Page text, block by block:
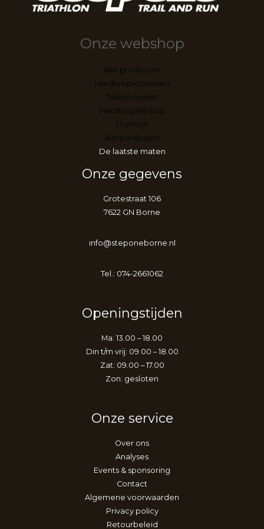
Onze webshop
Alle producten
Hardloopschoenen
Trailschoenen
Hardloopkleding
Triathlon
Aanbiedingen
De laatste maten
Onze gegevens
Grotestraat 106
7622 GN Borne
info@steponeborne.nl
Tel.: 074-2661062
Openingstijden
Ma: 13.00 – 18.00
Din t/m vrij: 09.00 – 18.00
Zat: 09.00 – 17.00
Zon: gesloten
Onze service
Over ons
Analyses
Events & sponsoring
Contact
Algemene voorwaarden
Privacy policy
Retourbeleid